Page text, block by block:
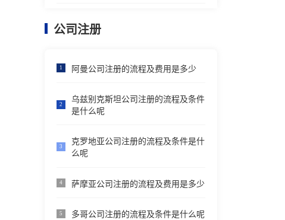
公司注册
1 阿曼公司注册的流程及费用是多少
2
乌兹别克斯坦公司注册的流程及条件
是什么呢
3
克罗地亚公司注册的流程及条件是什
么呢
4 萨摩亚公司注册的流程及费用是多少
5 多哥公司注册的流程及条件是什么呢